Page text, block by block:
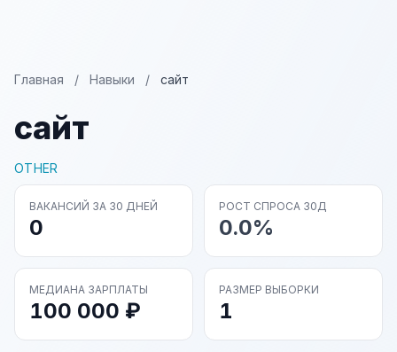
Главная / Навыки / сайт
сайт
OTHER
ВАКАНСИЙ ЗА 30 ДНЕЙ
0
РОСТ СПРОСА 30Д
0.0%
МЕДИАНА ЗАРПЛАТЫ
100 000 ₽
РАЗМЕР ВЫБОРКИ
1